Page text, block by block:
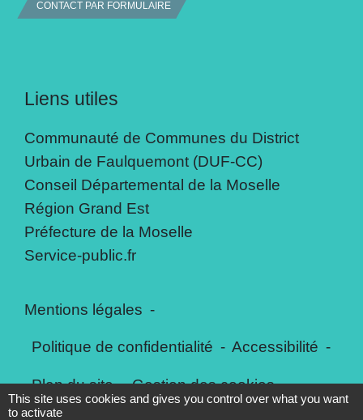
CONTACT PAR FORMULAIRE
Liens utiles
Communauté de Communes du District
Urbain de Faulquemont (DUF-CC)
Conseil Départemental de la Moselle
Région Grand Est
Préfecture de la Moselle
Service-public.fr
Mentions légales -
Politique de confidentialité - Accessibilité -
Plan du site - Gestion des cookies
This site uses cookies and gives you control over what you want
to activate